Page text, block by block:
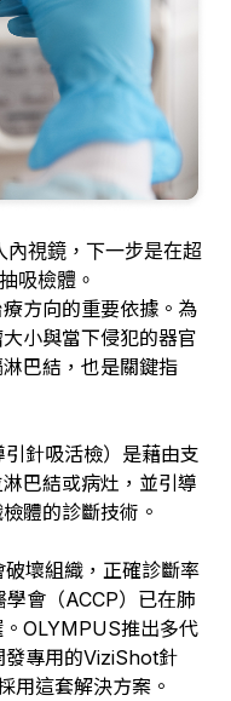
內視鏡，下一步是在超
吸檢體。
方向的重要依據。為
小與當下侵犯的器官
巴結，也是關鍵指
針吸活檢）是藉由支
巴結或病灶，並引導
體的診斷技術。
壞組織，正確診斷率
會（ACCP）已在肺
OLYMPUS推出多代
專用的ViziShot針
用這套解決方案。